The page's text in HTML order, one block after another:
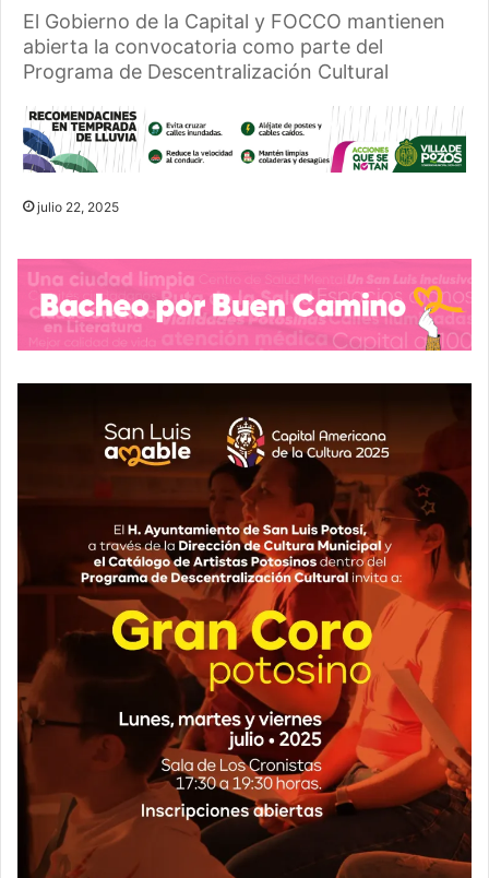
El Gobierno de la Capital y FOCCO mantienen
abierta la convocatoria como parte del
Programa de Descentralización Cultural
julio 22, 2025